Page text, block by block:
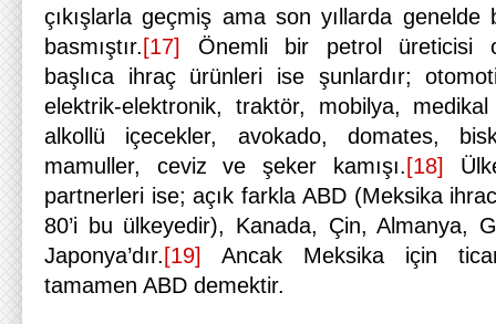
çıkışlarla geçmiş ama son yıllarda
basmıştır. [17]
Önemli bir petrol üreticisi
başlıca ihraç ürünleri ise şunlardır;
elektrik-elektronik, traktör, mobilya,
alkollü içecekler, avokado, domates,
mamuller, ceviz ve şeker kamışı. [18]
partnerleri ise; açık farkla ABD (Meksika
80’i bu ülkeyedir), Kanada, Çin, Almanya,
Japonya’dır. [19]
Ancak Meksika için
tamamen ABD demektir.